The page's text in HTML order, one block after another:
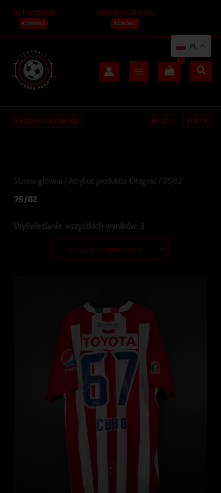
treści
SKUP KOSZULEK
KONTAKT
KLEJENIE NADRUKÓW
KONTAKT
KOSZULKI PIŁKARSKIE BLUZY KURTKI
u
Strona główna / Atrybut produktu: Długość / 75/82
75/82
Wyświetlanie wszystkich wyników: 3
według
PL